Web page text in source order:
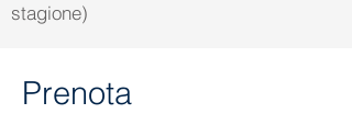
stagione)
Prenota